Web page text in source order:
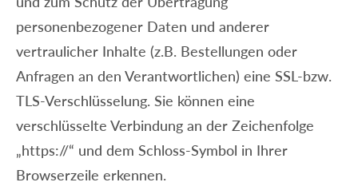
personenbezogener Daten und anderer
vertraulicher Inhalte (z.B. Bestellungen oder
Anfragen an den Verantwortlichen) eine SSL-bzw.
TLS-Verschlüsselung. Sie können eine
verschlüsselte Verbindung an der Zeichenfolge
„https://“ und dem Schloss-Symbol in Ihrer
Browserzeile erkennen.